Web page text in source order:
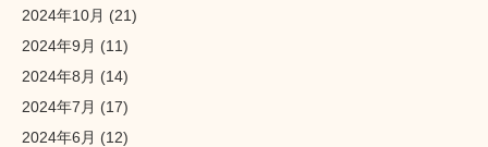
2024年10月 (21)
2024年9月 (11)
2024年8月 (14)
2024年7月 (17)
2024年6月 (12)